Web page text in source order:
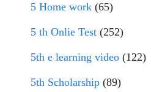
5 Home work (65)
5 th Onlie Test (252)
5th e learning video (122)
5th Scholarship (89)